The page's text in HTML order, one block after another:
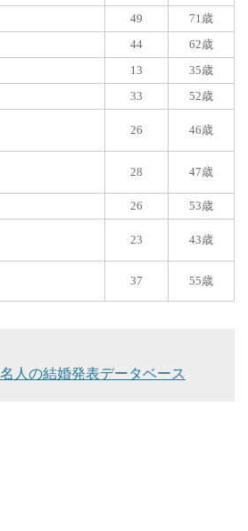
49
71歳
44
62歳
13
35歳
33
52歳
26 46歳
28 47歳
26
53歳
23 43歳
37 55歳
人の結婚発表データベース